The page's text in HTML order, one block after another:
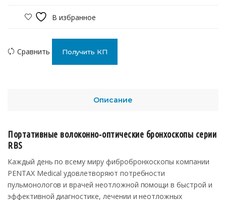
В избранное
Сравнить Получить КП
Описание
Портативные волоконно‑оптические бронхоскопы серии
RBS
Каждый день по всему миру фибробронхоскопы компании
PENTAX Medical удовлетворяют потребности
пульмонологов и врачей неотложной помощи в быстрой и
эффективной диагностике, лечении и неотложных